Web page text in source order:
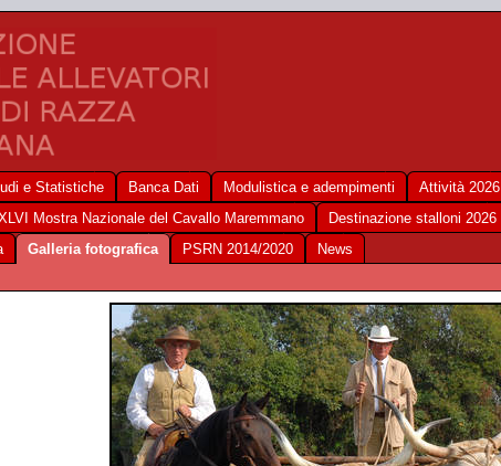
e Statistiche Banca Dati Modulistica e adempimenti Attività 2026
Mostra Nazionale del Cavallo Maremmano Destinazione stalloni 2026
Galleria fotografica PSRN 2014/2020 News